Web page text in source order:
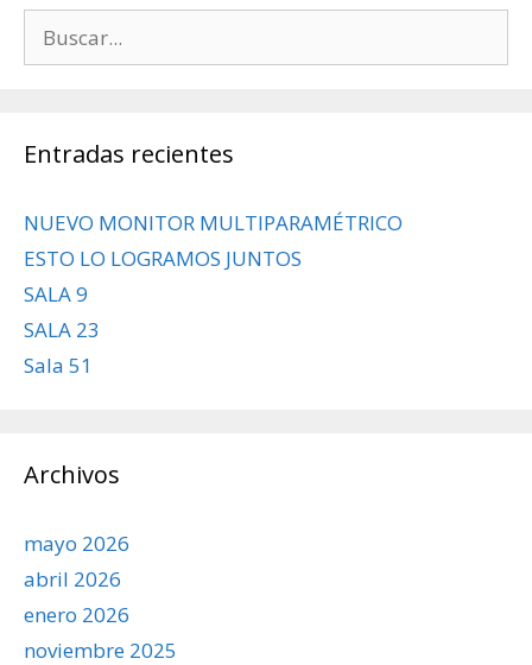
Entradas recientes
NUEVO MONITOR MULTIPARAMÉTRICO
ESTO LO LOGRAMOS JUNTOS
SALA 9
SALA 23
Sala 51
Archivos
mayo 2026
abril 2026
enero 2026
noviembre 2025